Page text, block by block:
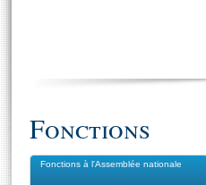
Fonctions
Fonctions à l'Assemblée nationale